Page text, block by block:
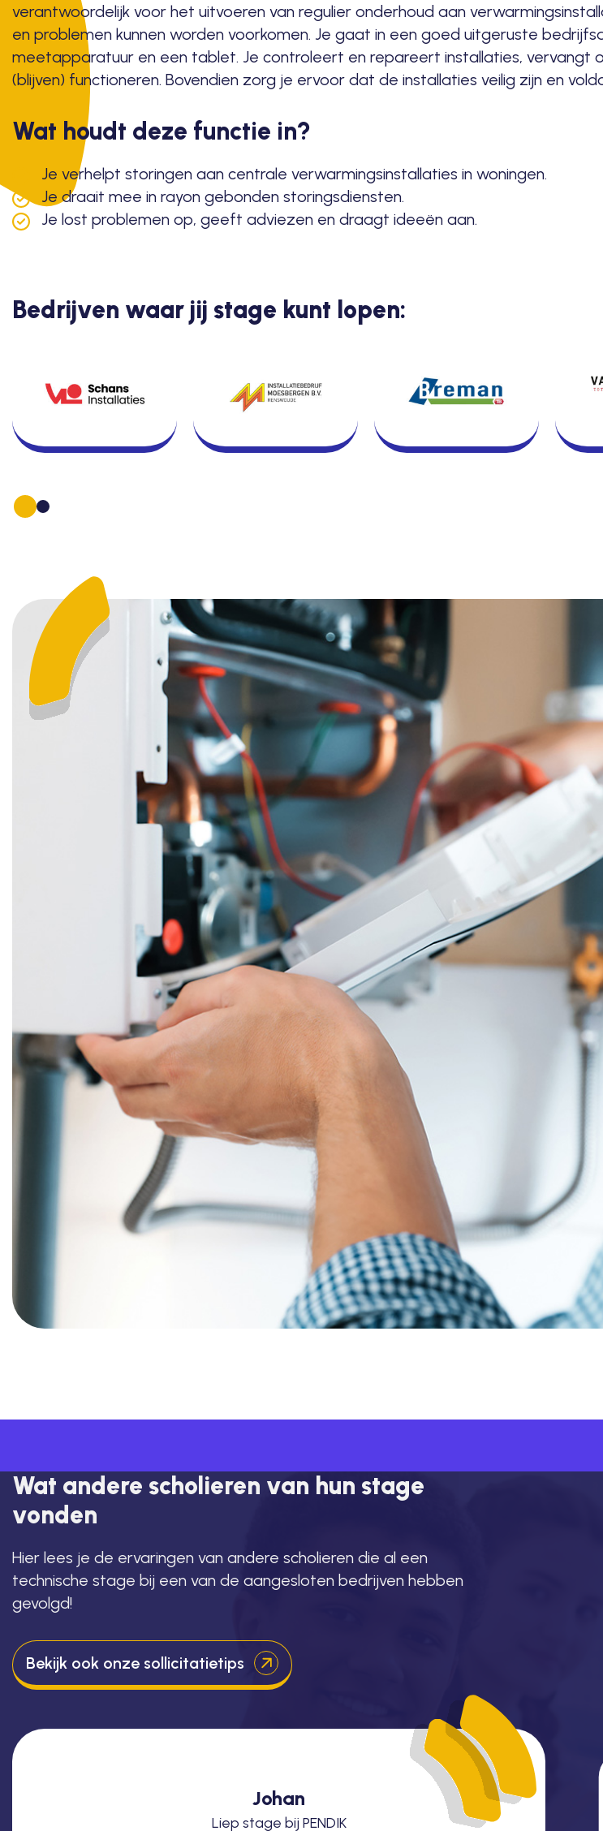
verantwoordelijk voor het uitvoeren van regulier onderhoud aan
en problemen kunnen worden voorkomen. Je gaat in een goed uitgeruste
meetapparatuur en een tablet. Je controleert en repareert installaties,
(blijven) functioneren. Bovendien zorg je ervoor dat de installaties veilig zijn en
Wat houdt deze functie in?
Je verhelpt storingen aan centrale verwarmingsinstallaties in woningen.
Je draait mee in rayon gebonden storingsdiensten.
Je lost problemen op, geeft adviezen en draagt ideeën aan.
Bedrijven waar jij stage kunt lopen:
Wat andere scholieren van hun stage
vonden
Hier lees je de ervaringen van andere scholieren die al een
technische stage bij een van de aangesloten bedrijven hebben
gevolgd!
Bekijk ook onze sollicitatietips
Johan
Liep stage bij PENDIK